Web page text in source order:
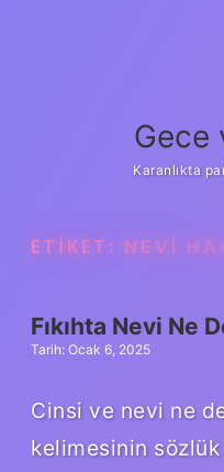
Gece
Karanlıkta
ETIKET: NEVI
Fıkıhta Nevi Ne
Tarih: Ocak 6, 2025
Cinsi ve nevi ne
kelimesinin